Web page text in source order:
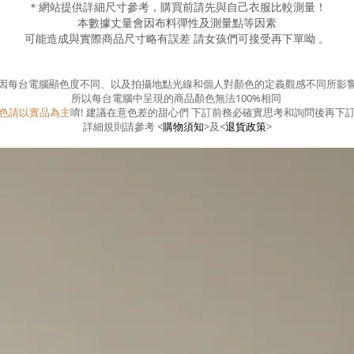
＊網站提供詳細尺寸參考，購買前請先與自己衣服比較測量！
本數據丈量會因布料彈性及測量點等因素
可能造成與實際商品尺寸略有誤差 請女孩們可接受再下單呦 。
每台電腦顯色度不同、以及拍攝地點光線和個人對顏色的定義觀感不同所影
所以每台電腦中呈現的商品顏色無法100%相同
請以實品為主唷! 建議在意色差的甜心們 下訂前務必確實思考和詢問後再下
詳細規則請參考<購物須知>及<退貨政策>